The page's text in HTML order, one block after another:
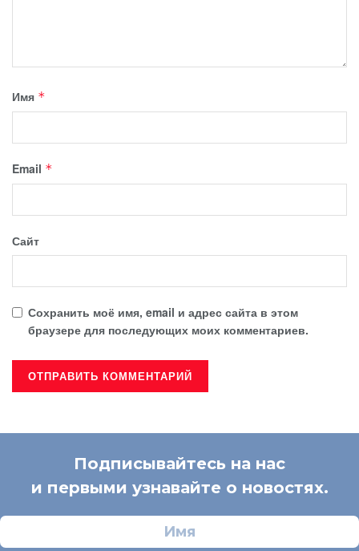
Имя *
Email *
Сайт
Сохранить моё имя, email и адрес сайта в этом
браузере для последующих моих комментариев.
Подписывайтесь на нас
и первыми узнавайте о новостях.